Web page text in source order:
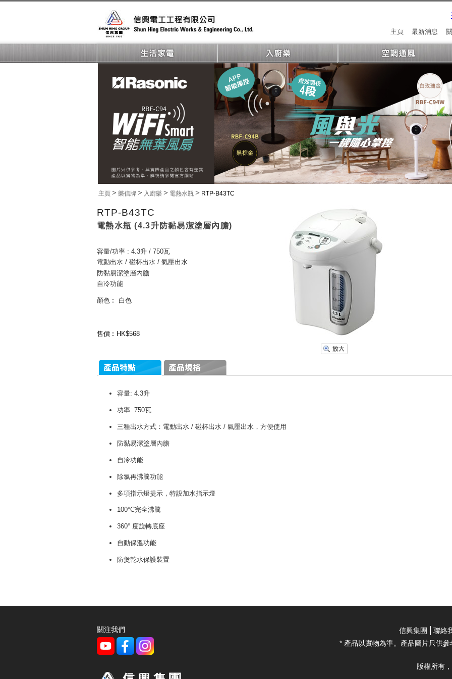
最新消息
主頁
主頁 > 樂信牌 > 入廚樂 > 電熱水瓶 > RTP-B43TC
RTP-B43TC
電熱水瓶 (4.3升防黏易潔塗層內膽)
容量/功率 : 4.3升 / 750瓦
電動出水 / 碰杯出水 / 氣壓出水
防黏易潔塗層內膽
自冷功能
顏色︰ 白色
售價︰HK$568
容量: 4.3升
功率: 750瓦
三種出水方式：電動出水 / 碰杯出水 / 氣壓出水，方便使用
防黏易潔塗層內膽
自冷功能
除氯再沸騰功能
多項指示燈提示，特設加水指示燈
100°C完全沸騰
360° 度旋轉底座
自動保溫功能
防煲乾水保護裝置
關注我們 信興集團
聯絡
* 產品以實物為準。產品圖片只供
版權所有